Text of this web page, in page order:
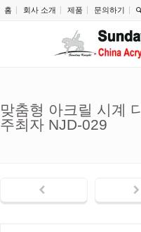
홈 회사 소개 제품 문의하기
맞춤형 아크릴 시계
주최자 NJD-029